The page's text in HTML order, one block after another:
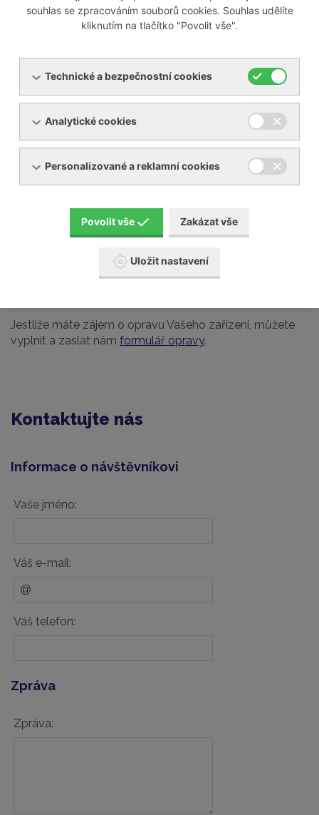
Odborně servisujeme i většinu zařízení jiných výrobců na
trhu, mezi které patří například:
Elmo Rietschle
Nash Elmo
Aerzen
Gardner Denver
Naši servisní technici absolvují pravidelné školení u
výrobců, které na našem území zastupujeme.
Posunujeme tak naši servisní činnost a služby
Jestliže máte zájem o opravu Vašeho zařízení, můžete
vyplnit a zaslat nám formulář opravy.
Kontaktujte nás
Informace o návštěvníkovi
Vaše jméno:
Váš e-mail:
Váš telefon:
Zpráva
Zpráva:
souhlas se zpracováním souborů cookies. Souhlas udělíte
kliknutím na tlačítko "Povolit vše".
Technické a bezpečnostní cookies
Analytické cookies
Personalizované a reklamní cookies
Povolit vše Zakázat vše
Uložit nastavení